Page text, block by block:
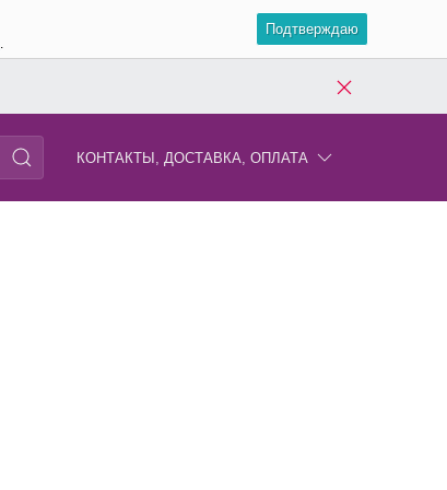
.
Подтверждаю
КОНТАКТЫ, ДОСТАВКА, ОПЛАТА